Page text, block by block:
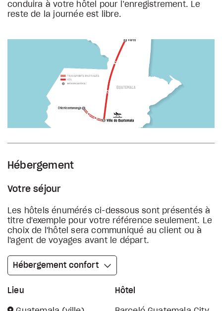
conduira à votre hôtel pour l’enregistrement. Le
reste de la journée est libre.
Hébergement
Votre séjour
Les hôtels énumérés ci-dessous sont présentés à
titre d'exemple pour votre référence seulement. Le
choix de l'hôtel sera communiqué au client ou à
l'agent de voyages avant le départ.
Hébergement confort
Lieu Hôtel